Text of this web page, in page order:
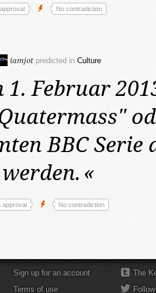
No contradiction
iamjot predicted in Culture
1. Februar
BBC Serie
werden. «
approval No contradiction
Sign up for an account
Terms of use
The